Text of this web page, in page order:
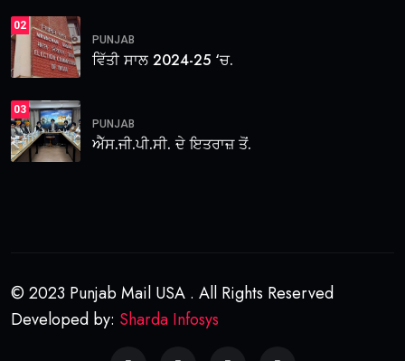
02
PUNJAB
ਵਿੱਤੀ ਸਾਲ 2024-25 ‘ਚ.
03
PUNJAB
ਐੱਸ.ਜੀ.ਪੀ.ਸੀ. ਦੇ ਇਤਰਾਜ਼ ਤੋਂ.
© 2023 Punjab Mail USA . All Rights Reserved
Developed by: Sharda Infosys